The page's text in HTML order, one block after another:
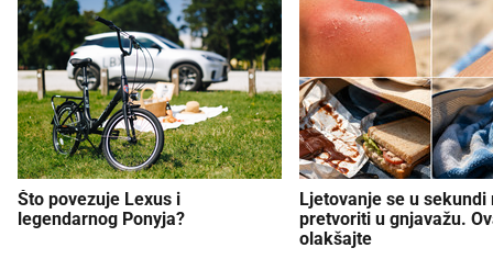
Što povezuje Lexus i
legendarnog Ponyja?
Ljetovanje se u sekundi
pretvoriti u gnjavažu.
olakšajte